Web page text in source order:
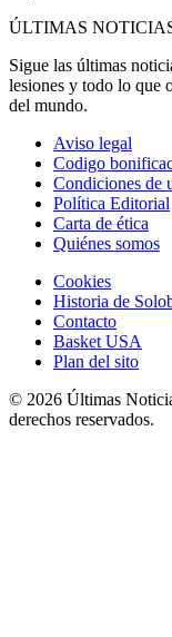
ÚLTIMAS
Sigue las últimas
lesiones y todo lo que
del mundo.
Aviso legal
Codigo
Condiciones de
Política Editorial
Carta de ética
Quiénes somos
Cookies
Historia de
Contacto
Basket USA
Plan del sito
© 2026 Últimas
derechos reservados.